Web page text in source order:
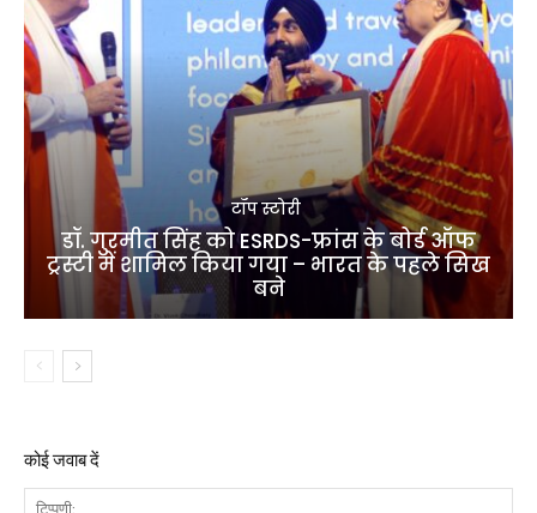
टॉप स्टोरी
डॉ. गुरमीत सिंह को ESRDS-फ्रांस के बोर्ड ऑफ
ट्रस्टी में शामिल किया गया – भारत के पहले सिख
बने
कोई जवाब दें